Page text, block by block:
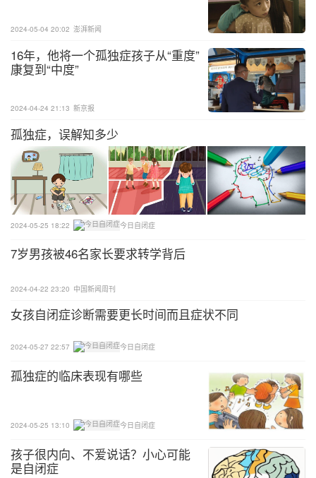
济南市残疾人联合会党组成员、副理事长张伟，济南
会党支部书记、秘书长俞艳，济南市民间文艺家协会
副主席孙希才，济南天翼儿童特训中心校长徐玮利参
2024-05-04 20:02 澎湃新闻
16年，他将一个孤独症孩子从“重度”
康复到“中度”
2024-04-24 21:13 新京报
孤独症，误解知多少
2024-05-25 18:22 今日自闭症
7岁男孩被46名家长要求转学背后
2024-04-22 23:20 中国新闻周刊
女孩自闭症诊断需要更长时间而且症状不同
2024-05-27 22:57 今日自闭症
孤独症的临床表现有哪些
2024-05-25 13:10 今日自闭症
孩子很内向、不爱说话？小心可能
是自闭症